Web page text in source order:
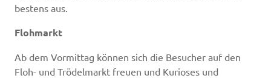
bestens aus.
Flohmarkt
Ab dem Vormittag können sich die Besucher auf den
Floh- und Trödelmarkt freuen und Kurioses und